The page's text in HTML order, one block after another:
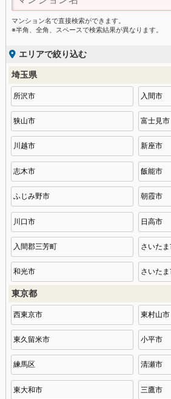
マンション名で直接検索ができます。
※半角、全角、スペースで検索結果が異なります。
エリアで絞り込む
埼玉県
所沢市 入間市
狭山市 富士見市
川越市 新座市
志木市 飯能市
ふじみ野市 朝霞市
川口市 日高市
入間郡三芳町 さいた
和光市 さいた
東京都
西東京市 東村山市
東久留米市 小平市
練馬区 清瀬市
東大和市 三鷹市